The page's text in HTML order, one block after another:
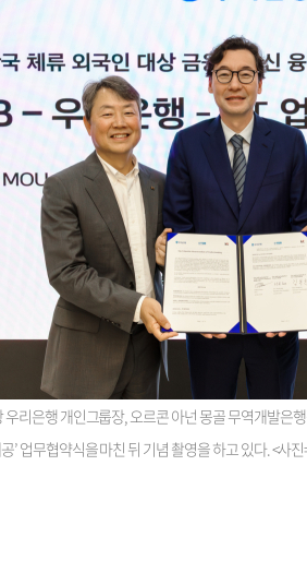
우리은행 개인그룹장, 오르콘 아넌 몽골 무역개발은
’ 업무협약식을 마친 뒤 기념 촬영을 하고 있다. <사